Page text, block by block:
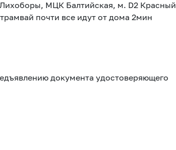
МЦК Балтийская, м. D2 Красный
почти все идут от дома 2мин
документа удостоверяющего